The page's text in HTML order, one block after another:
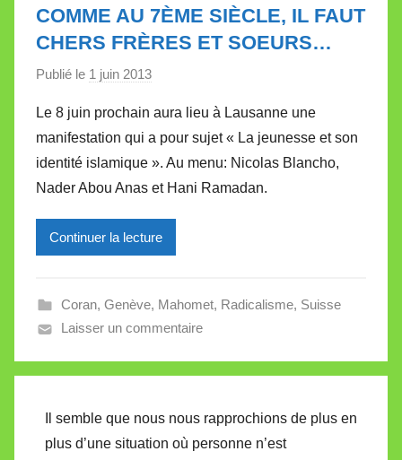
t
t
COMME AU 7ÈME SIÈCLE, IL FAUT
CHERS FRÈRES ET SOEURS…
Publié le 1 juin 2013
r
M
i
r
i
l
e
V
l
e
t
Le 8 juin prochain aura lieu à Lausanne une
manifestation qui a pour sujet « La jeunesse et son
identité islamique ». Au menu: Nicolas Blancho,
Nader Abou Anas et Hani Ramadan.
Continuer la lecture
Coran, Genève, Mahomet, Radicalisme, Suisse
Laisser un commentaire
Il semble que nous nous rapprochions de plus en
plus d’une situation où personne n’est